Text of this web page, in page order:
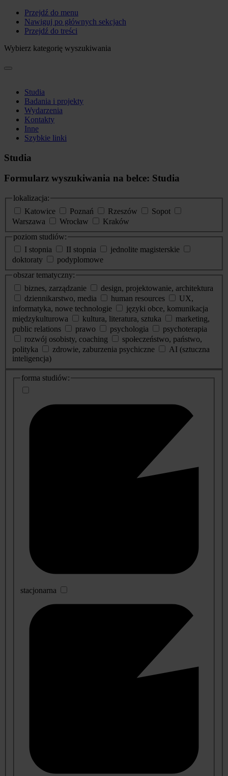
Przejdź do menu
Nawiguj po głównych sekcjach
Przejdź do treści
Wybierz kategorię wyszukiwania
Studia
Badania i projekty
Wydarzenia
Kontakty
Inne
Szybkie linki
Studia
Formularz wyszukiwania na belce: Studia
lokalizacja:
Katowice
Poznań Rzeszów
Sopot
Warszawa
Wrocław
Kraków
poziom studiów:
I stopnia
II stopnia
jednolite magisterskie
doktoraty
podyplomowe
obszar tematyczny:
biznes, zarządzanie
design, projektowanie, architektura
dziennikarstwo, media
human resources
UX,
informatyka, nowe technologie
języki obce, komunikacja
międzykulturowa
kultura, literatura, sztuka
marketing,
public relations
prawo psychologia
psychoterapia
rozwój osobisty, coaching
społeczeństwo, państwo,
polityka
zdrowie, zaburzenia psychiczne
AI (sztuczna
inteligencja)
dodatkowe
informacje
forma studiów:
stacjonarna